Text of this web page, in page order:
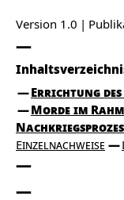
Version 1.0
Errichtung des
Morde im
Einzelnachweise